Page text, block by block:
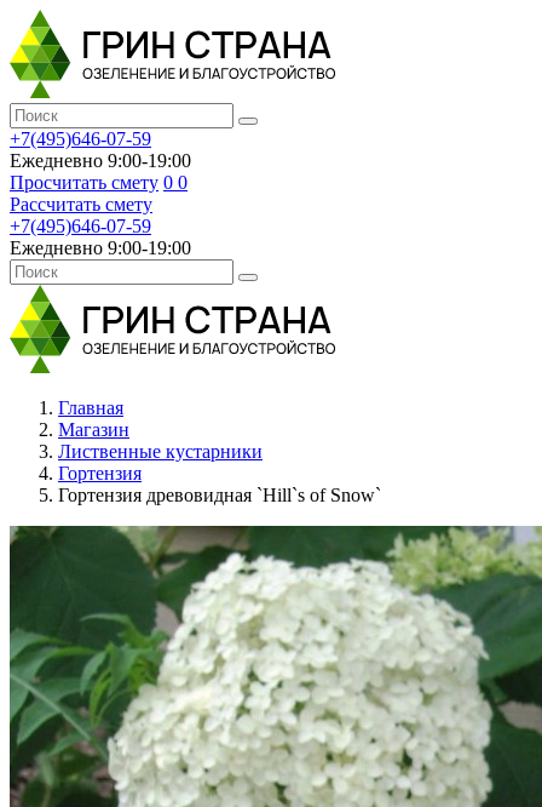
+7(495)646-07-59
Ежедневно 9:00-19:00
Просчитать смету 0 0
Рассчитать смету
+7(495)646-07-59
Ежедневно 9:00-19:00
Главная
Магазин
Лиственные кустарники
Гортензия
Гортензия древовидная `Hill`s of Snow`